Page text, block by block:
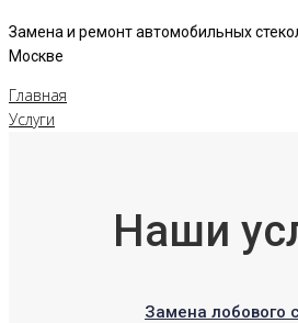
Замена и ремонт автомобильных
Москве
Главная
Услуги
Наши
Замена лобового